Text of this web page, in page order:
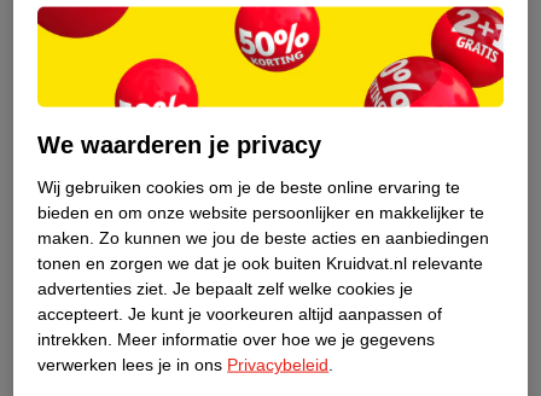
Reinig de open blaar goed met water en zeep en eventueel een
ontsmettingsmiddel
Probeer de losgekomen huid voorzichtig te verwijderen door
Trek nooit aan je huid! Je beschadigt dan de wondrand
Bescherm het wondje met een pleister of een gaasje, maar
verwijder deze voor het slapengaan. Zo kan je open blaar
‘luchten’ en blijft hij niet vochtig.
Tip: doe nooit een blarenpleister op een open blaar. Dit soort
pleisters blijven aan je huid plakken.
We waarderen je privacy
Wij gebruiken cookies om je de beste online ervaring te
bieden en om onze website persoonlijker en makkelijker te
maken. Zo kunnen we jou de beste acties en aanbiedingen
tonen en zorgen we dat je ook buiten Kruidvat.nl relevante
advertenties ziet. Je bepaalt zelf welke cookies je
accepteert. Je kunt je voorkeuren altijd aanpassen of
intrekken.
Meer informatie over hoe we je gegevens
verwerken lees je in ons Privacybeleid